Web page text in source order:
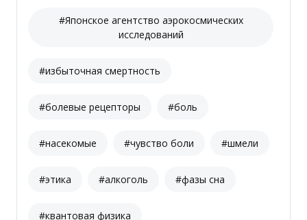
#Японское агентство аэрокосмических
исследований
#избыточная смертность
#болевые рецепторы #боль
#насекомые #чувство боли #шмели
#этика #алкоголь #фазы сна
#квантовая физика